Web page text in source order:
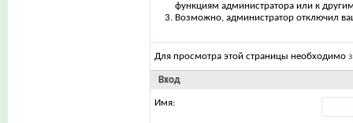
функциям администратора или к
Возможно, администратор отключил
Для просмотра этой страницы необходимо
Вход
Имя: